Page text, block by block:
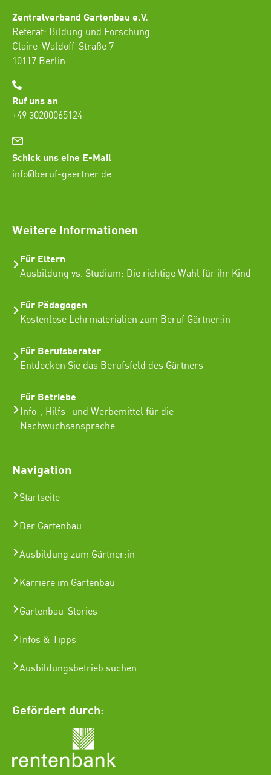
Zentralverband Gartenbau e.V.
Referat: Bildung und Forschung
Claire-Waldoff-Straße 7
10117 Berlin
Ruf uns an
+49 30200065124
Schick uns eine E-Mail
info@beruf-gaertner.de
Weitere Informationen
Für Eltern
Ausbildung vs. Studium: Die richtige Wahl für ihr Kind
Für Pädagogen
Kostenlose Lehrmaterialien zum Beruf Gärtner:in
Für Berufsberater
Entdecken Sie das Berufsfeld des Gärtners
Für Betriebe
Info-, Hilfs- und Werbemittel für die
Nachwuchsansprache
Navigation
Startseite
Der Gartenbau
Ausbildung zum Gärtner:in
Karriere im Gartenbau
Gartenbau-Stories
Infos & Tipps
Ausbildungsbetrieb suchen
Gefördert durch: